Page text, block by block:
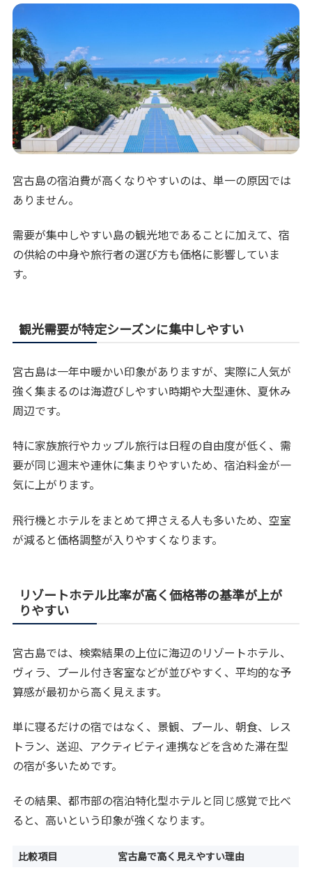
宮古島の宿泊費が高くなりやすいのは、単一の原因では
ありません。
需要が集中しやすい島の観光地であることに加えて、宿
の供給の中身や旅行者の選び方も価格に影響していま
す。
観光需要が特定シーズンに集中しやすい
宮古島は一年中暖かい印象がありますが、実際に人気が
強く集まるのは海遊びしやすい時期や大型連休、夏休み
周辺です。
特に家族旅行やカップル旅行は日程の自由度が低く、需
要が同じ週末や連休に集まりやすいため、宿泊料金が一
気に上がります。
飛行機とホテルをまとめて押さえる人も多いため、空室
が減ると価格調整が入りやすくなります。
リゾートホテル比率が高く価格帯の基準が上が
りやすい
宮古島では、検索結果の上位に海辺のリゾートホテル、
ヴィラ、プール付き客室などが並びやすく、平均的な予
算感が最初から高く見えます。
単に寝るだけの宿ではなく、景観、プール、朝食、レス
トラン、送迎、アクティビティ連携などを含めた滞在型
の宿が多いためです。
その結果、都市部の宿泊特化型ホテルと同じ感覚で比べ
ると、高いという印象が強くなります。
比較項目 宮古島で高く見えやすい理由